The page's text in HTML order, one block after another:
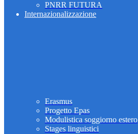
PNRR FUTURA
Internazionalizzazione
Erasmus
Progetto Epas
Modulistica soggiorno estero
Stages linguistici